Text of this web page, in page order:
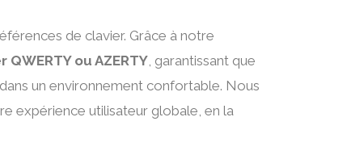
de clavier. Grâce à notre
ou AZERTY, garantissant que
un environnement confortable. Nous
expérience utilisateur globale, en la